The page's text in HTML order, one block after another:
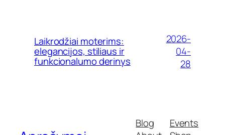
Laikrodžiai moterims:
elegancijos, stiliaus ir
funkcionalumo derinys
2026-
04-
28
Blog
Events